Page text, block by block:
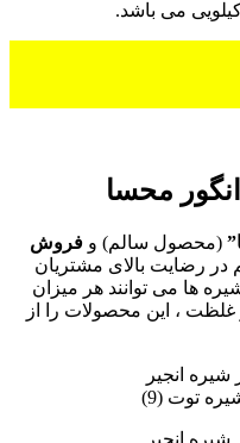
محسا
(محصول سالم) و فروش
در رضایت بالای مشتریان
ها می توانند هر میزان
غلظت ، این محصولات را از